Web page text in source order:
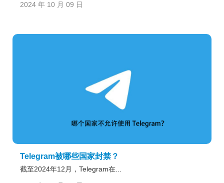
2024 年 10 月 09 日
Telegram被哪些国家封禁？
截至2024年12月，Telegram在...